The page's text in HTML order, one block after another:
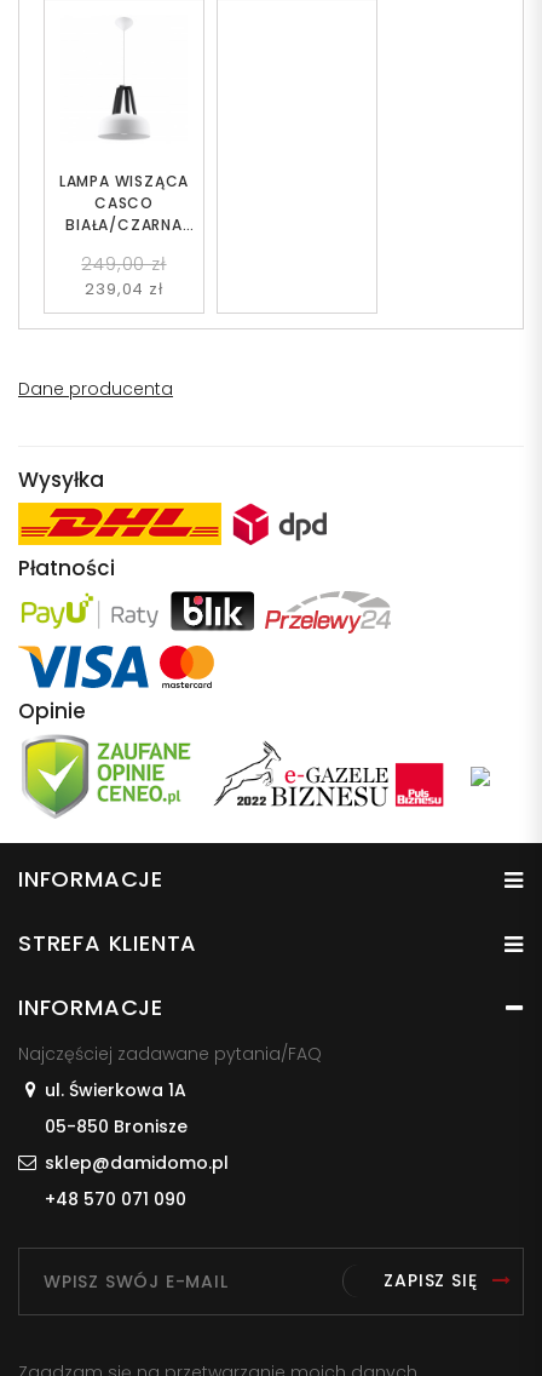
LAMPA WISZĄCA
CASCO
BIAŁA/CZARNA
249,00 zł
239,04 zł
Dane producenta
Wysyłka
Płatności
Opinie
INFORMACJE
STREFA KLIENTA
INFORMACJE
Najczęściej zadawane pytania/FAQ
ul. Świerkowa 1A
05-850 Bronisze
sklep@damidomo.pl
+48 570 071 090
ZAPISZ SIĘ